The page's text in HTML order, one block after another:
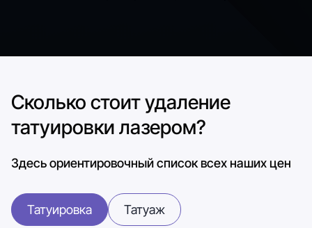
Сколько стоит удаление
татуировки лазером?
Здесь ориентировочный список всех наших цен
Татуировка Татуаж